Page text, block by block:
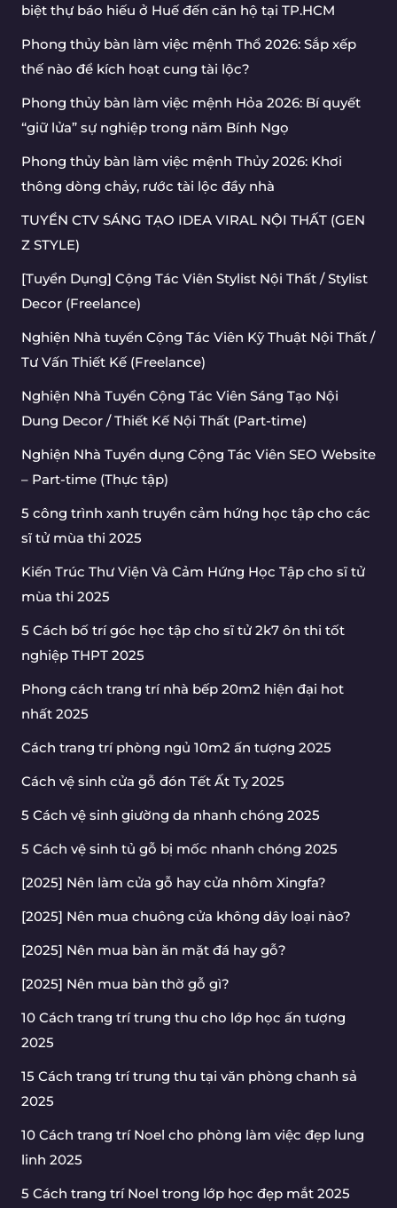
biệt thự báo hiếu ở Huế đến căn hộ tại TP.HCM
Phong thủy bàn làm việc mệnh Thổ 2026: Sắp xếp
thế nào để kích hoạt cung tài lộc?
Phong thủy bàn làm việc mệnh Hỏa 2026: Bí quyết
“giữ lửa” sự nghiệp trong năm Bính Ngọ
Phong thủy bàn làm việc mệnh Thủy 2026: Khơi
thông dòng chảy, rước tài lộc đầy nhà
TUYỂN CTV SÁNG TẠO IDEA VIRAL NỘI THẤT (GEN
Z STYLE)
[Tuyển Dụng] Cộng Tác Viên Stylist Nội Thất / Stylist
Decor (Freelance)
Nghiện Nhà tuyển Cộng Tác Viên Kỹ Thuật Nội Thất /
Tư Vấn Thiết Kế (Freelance)
Nghiện Nhà Tuyển Cộng Tác Viên Sáng Tạo Nội
Dung Decor / Thiết Kế Nội Thất (Part-time)
Nghiện Nhà Tuyển dụng Cộng Tác Viên SEO Website
– Part-time (Thực tập)
5 công trình xanh truyền cảm hứng học tập cho các
sĩ tử mùa thi 2025
Kiến Trúc Thư Viện Và Cảm Hứng Học Tập cho sĩ tử
mùa thi 2025
5 Cách bố trí góc học tập cho sĩ tử 2k7 ôn thi tốt
nghiệp THPT 2025
Phong cách trang trí nhà bếp 20m2 hiện đại hot
nhất 2025
Cách trang trí phòng ngủ 10m2 ấn tượng 2025
Cách vệ sinh cửa gỗ đón Tết Ất Tỵ 2025
5 Cách vệ sinh giường da nhanh chóng 2025
5 Cách vệ sinh tủ gỗ bị mốc nhanh chóng 2025
[2025] Nên làm cửa gỗ hay cửa nhôm Xingfa?
[2025] Nên mua chuông cửa không dây loại nào?
[2025] Nên mua bàn ăn mặt đá hay gỗ?
[2025] Nên mua bàn thờ gỗ gì?
10 Cách trang trí trung thu cho lớp học ấn tượng
2025
15 Cách trang trí trung thu tại văn phòng chanh sả
2025
10 Cách trang trí Noel cho phòng làm việc đẹp lung
linh 2025
5 Cách trang trí Noel trong lớp học đẹp mắt 2025